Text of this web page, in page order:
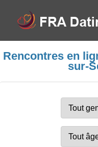
Rencontres en
sur-